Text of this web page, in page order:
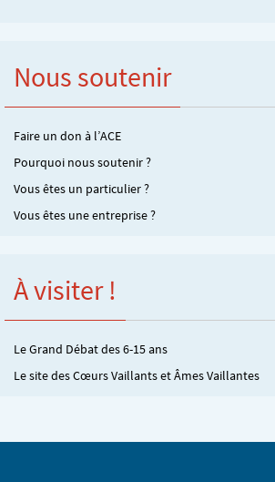
Nous soutenir
Faire un don à l’ACE
Pourquoi nous soutenir ?
Vous êtes un particulier ?
Vous êtes une entreprise ?
À visiter !
Le Grand Débat des 6-15 ans
Le site des Cœurs Vaillants et Âmes Vaillantes